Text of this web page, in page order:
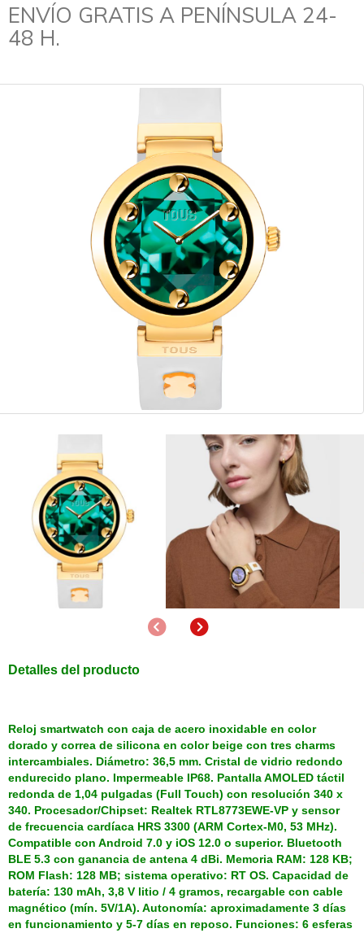
ENVÍO GRATIS A PENÍNSULA 24-
48 H.
AnteriorSiguiente
Detalles del producto
Reloj smartwatch con caja de acero inoxidable en color
dorado y correa de silicona en color beige con tres charms
intercambiales. Diámetro: 36,5 mm. Cristal de vidrio redondo
endurecido plano. Impermeable IP68. Pantalla AMOLED táctil
redonda de 1,04 pulgadas (Full Touch) con resolución 340 x
340. Procesador/Chipset: Realtek RTL8773EWE-VP y sensor
de frecuencia cardíaca HRS 3300 (ARM Cortex-M0, 53 MHz).
Compatible con Android 7.0 y iOS 12.0 o superior. Bluetooth
BLE 5.3 con ganancia de antena 4 dBi. Memoria RAM: 128 KB;
ROM Flash: 128 MB; sistema operativo: RT OS. Capacidad de
batería: 130 mAh, 3,8 V litio / 4 gramos, recargable con cable
magnético (mín. 5V/1A). Autonomía: aproximadamente 3 días
en funcionamiento y 5-7 días en reposo. Funciones: 6 esferas